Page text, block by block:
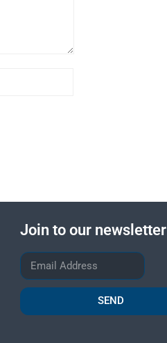
Join to our newsletter
SEND